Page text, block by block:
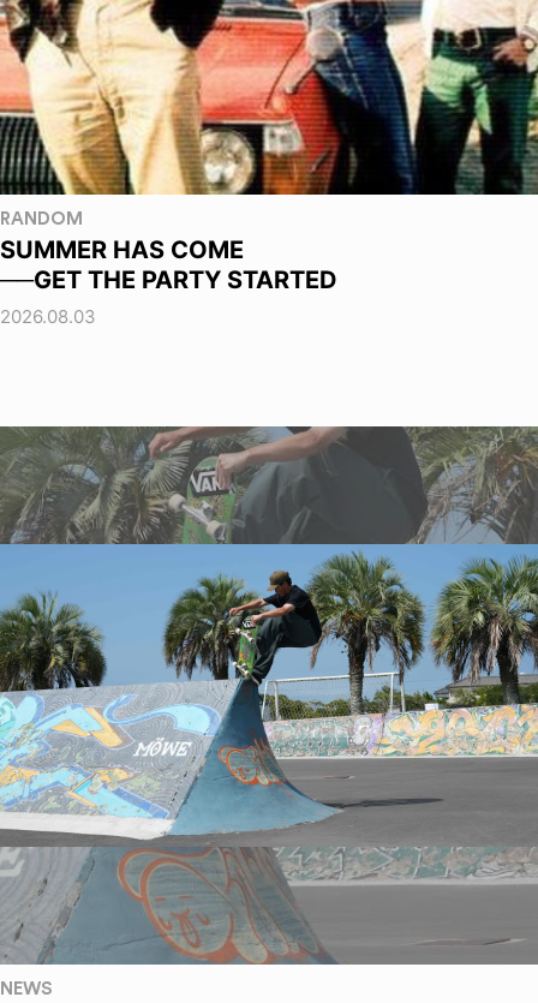
RANDOM
SUMMER HAS COME
──GET THE PARTY STARTED
2026.08.03
NEWS